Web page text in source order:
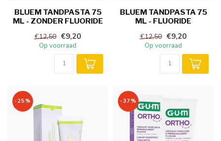
BLUEM TANDPASTA 75
ML - ZONDER FLUORIDE
€12,50 €9,20
Op voorraad
BLUEM TANDPASTA 75
ML - FLUORIDE
€12,50 €9,20
Op voorraad
-25% -37%